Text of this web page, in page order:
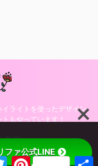
ライトを使ったデザイン
もやっています！
アデザインのブログ！
T
P
ファ公式LINE